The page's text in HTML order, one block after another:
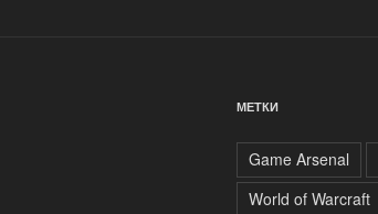
МЕТКИ
Game Arsenal
World of Warcraft